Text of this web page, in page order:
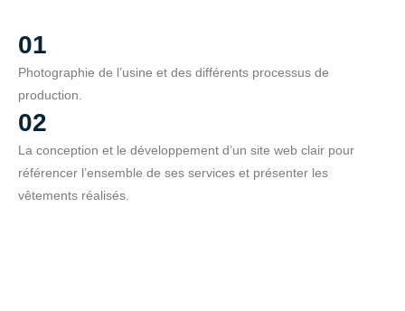
01
Photographie de l’usine et des différents processus de
production.
02
La conception et le développement d’un site web clair pour
référencer l’ensemble de ses services et présenter les
vêtements réalisés.